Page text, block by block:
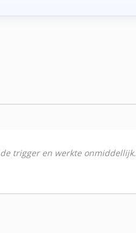
trigger en werkte onmiddellijk.